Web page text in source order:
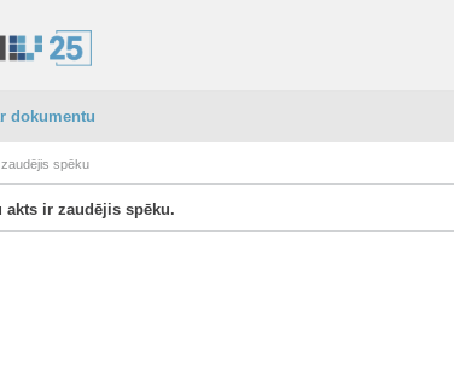
dokumentu
zaudējis spēku
akts ir zaudējis spēku.